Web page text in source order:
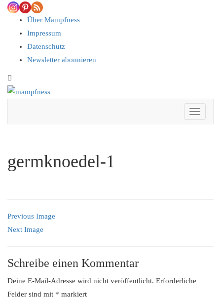
Skip
content
Über Mampfness
Impressum
Datenschutz
Newsletter abonnieren
header
Toggle
germknoedel-1
Previous Image
Next Image
Schreibe einen Kommentar
Deine E-Mail-Adresse wird nicht veröffentlicht. Erforderliche
Felder sind mit * markiert